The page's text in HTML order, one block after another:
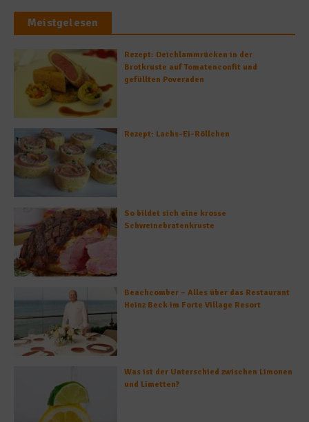
Meistgelesen
Rezept: Deichlammrücken in der
Brotkruste auf Tomatenconfit und
gefüllten Poveraden
Rezept: Lachs-Ei-Röllchen
So bildet sich eine krosse
Schweinebratenkruste
Beachcomber – Alles über das Restaurant
Heinz Beck im Forte Village Resort
Was ist der Unterschied zwischen Limonen
und Limetten?